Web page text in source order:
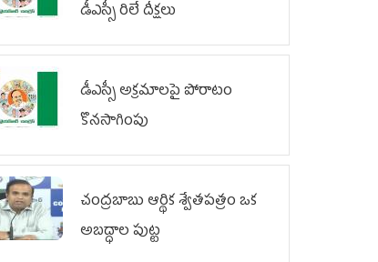
డీఎస్సీ రిలే దీక్షలు
డీఎస్సీ అక్రమాలపై పోరాటం
కొనసాగింపు
చంద్రబాబు ఆర్థిక శ్వేతపత్రం ఒక
అబద్ధాల పుట్ట